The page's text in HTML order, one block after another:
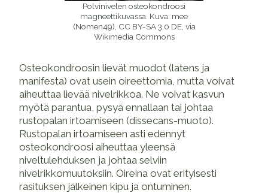
Polvinivelen osteokondroosi
magneettikuvassa. Kuva: mee
(Nomen49), CC BY-SA 3.0 DE, via
Wikimedia Commons
Osteokondroosin lievät muodot (latens ja
manifesta) ovat usein oireettomia, mutta voivat
aiheuttaa lievää nivelrikkoa. Ne voivat kasvun
myötä parantua, pysyä ennallaan tai johtaa
rustopalan irtoamiseen (dissecans-muoto).
Rustopalan irtoamiseen asti edennyt
osteokondroosi aiheuttaa yleensä
niveltulehduksen ja johtaa selviin
nivelrikkomuutoksiin. Oireina ovat erityisesti
rasituksen jälkeinen kipu ja ontuminen.